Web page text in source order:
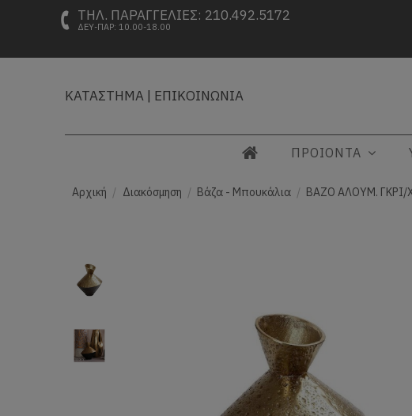
ΤΗΛ. ΠΑΡΑΓΓΕΛΙΕΣ: 210.492.5172
ΔΕΥ-ΠΑΡ: 10.00-18.00
ΚΑΤΑΣΤΗΜΑ | ΕΠΙΚΟΙΝΩΝΙΑ
ΠΡΟΙΟΝΤΑ
Αρχική Διακόσμηση Βάζα - Μπουκάλια ΒΑΖΟ ΑΛΟΥΜ. ΓΚΡΙ/